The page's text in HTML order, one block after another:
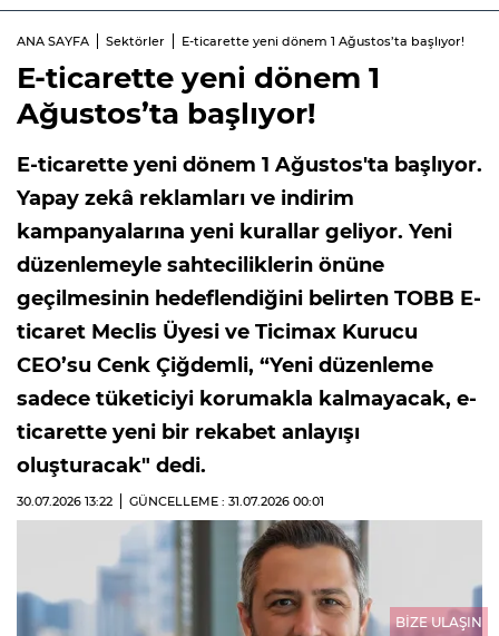
ANA SAYFA Sektörler E-ticarette yeni dönem 1 Ağustos’ta başlıyor!
E-ticarette yeni dönem 1
Ağustos’ta başlıyor!
E-ticarette yeni dönem 1 Ağustos'ta başlıyor.
Yapay zekâ reklamları ve indirim
kampanyalarına yeni kurallar geliyor. Yeni
düzenlemeyle sahteciliklerin önüne
geçilmesinin hedeflendiğini belirten TOBB E-
ticaret Meclis Üyesi ve Ticimax Kurucu
CEO’su Cenk Çiğdemli, “Yeni düzenleme
sadece tüketiciyi korumakla kalmayacak, e-
ticarette yeni bir rekabet anlayışı
oluşturacak" dedi.
30.07.2026 13:22 GÜNCELLEME : 31.07.2026 00:01
BİZE ULAŞIN